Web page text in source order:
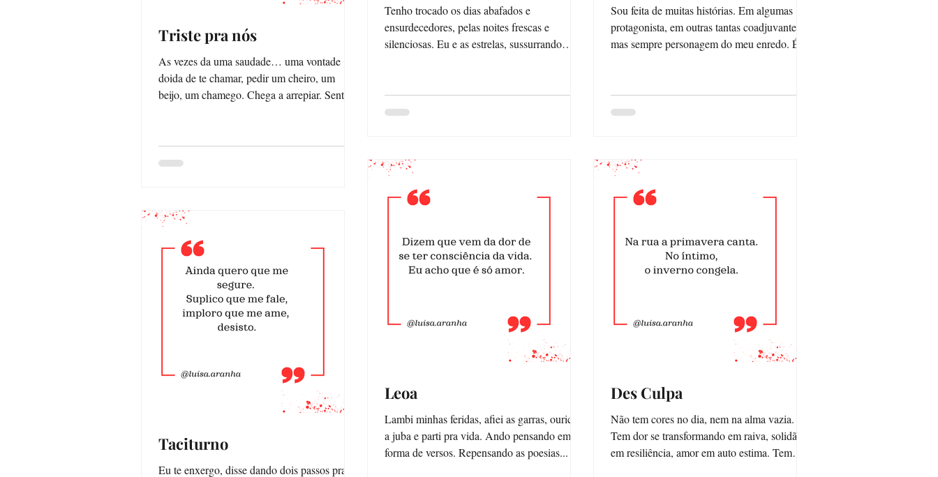
Triste pra nós
As vezes da uma saudade… uma vontade
doida de te chamar, pedir um cheiro, um
beijo, um chamego. Chega a arrepiar. Sentir
Tenho trocado os dias abafados e
ensurdecedores, pelas noites frescas e
silenciosas. Eu e as estrelas, sussurrando
Sou feita de muitas histórias. Em algumas
protagonista, em outras tantas coadjuvante,
mas sempre personagem do meu enredo. É
Taciturno
Eu te enxergo, disse dando dois passos pra
Leoa
Lambi minhas feridas, afiei as garras, ouricei
a juba e parti pra vida. Ando pensando em
forma de versos. Repensando as poesias...
Des Culpa
Não tem cores no dia, nem na alma vazia.
Tem dor se transformando em raiva, solidão
em resiliência, amor em auto estima. Tem